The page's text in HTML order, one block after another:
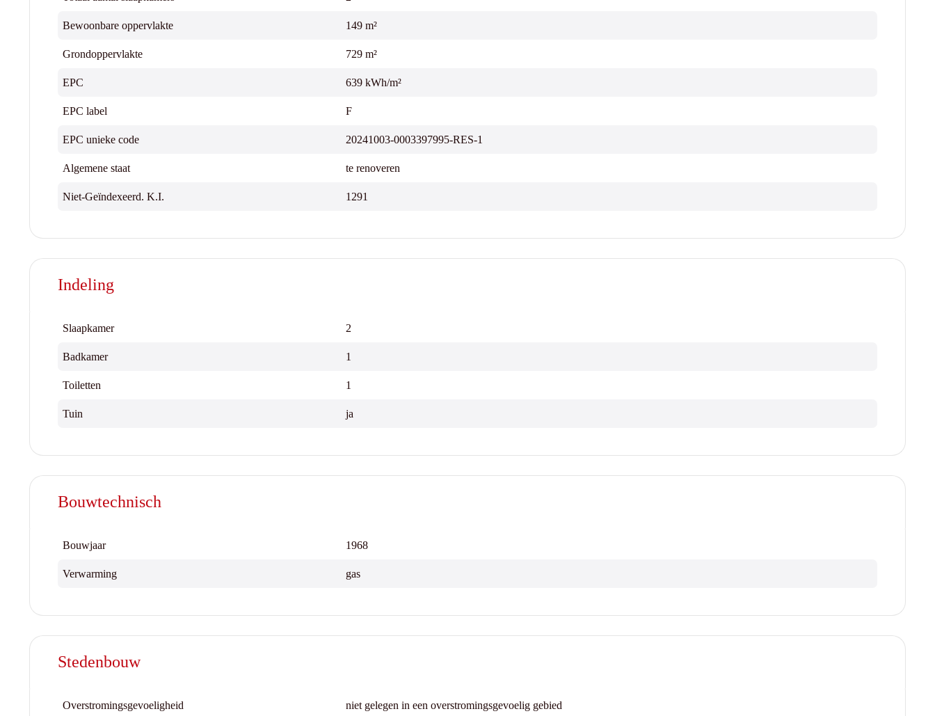
Bewoonbare oppervlakte 149 m²
Grondoppervlakte 729 m²
EPC 639 kWh/m²
EPC label F
EPC unieke code 20241003-0003397995-RES-1
Algemene staat te renoveren
Niet-Geïndexeerd. K.I. 1291
Indeling
Slaapkamer 2
Badkamer 1
Toiletten 1
Tuin ja
Bouwtechnisch
Bouwjaar 1968
Verwarming gas
Stedenbouw
Overstromingsgevoeligheid niet gelegen in een overstromingsgevoelig gebied